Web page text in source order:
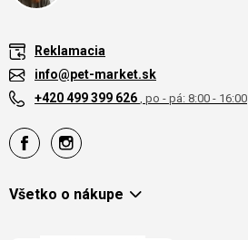
Reklamacia
info@pet-market.sk
+420 499 399 626 , po - pá: 8:00 - 16:00
Všetko o nákupe